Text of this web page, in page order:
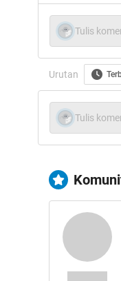
Spoilerfor
Spoilerfor
Tulis
Urutan
Tulis